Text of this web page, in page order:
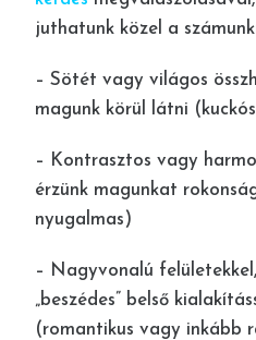
juthatunk közel a
– Sötét vagy világos
magunk körül látni
– Kontrasztos vagy
érzünk magunkat
nyugalmas)
– Nagyvonalú
„beszédes” belső
(romantikus vagy inkább